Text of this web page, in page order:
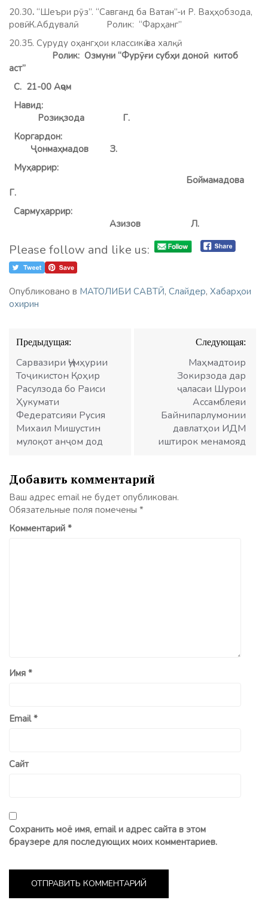
20.30. “Шеъри рӯз”. “Савганд ба Ватан”-и Р. Ваҳҳобзода,
ровӣ: К.Абдувалӣ. Ролик: “Фарҳанг”
20.35. Суруду оҳангҳои классикӣ ва халқӣ.
Ролик: Озмуни “Фурӯғи субҳи доноӣ китоб
аст”
С. 21-00 Аҷом
Навид:
Розиқзода Г.
Коргардон:
Ҷонмаҳмадов З.
Муҳаррир:
Боймамадова
Г.
Сармуҳаррир:
Азизов
Л.
Please follow and like us:
Опубликовано в МАТОЛИБИ САВТӢ, Слайдер, Хабарҳои
охирин
Навигация
по
записям
Предыдущая:
Сарвазири Ҷумҳурии
Тоҷикистон Қоҳир
Расулзода бо Раиси
Ҳукумати
Федератсияи Русия
Михаил Мишустин
мулоқот анҷом дод
Следующая:
Маҳмадтоир
Зокирзода дар
ҷаласаи Шурои
Ассамблеяи
Байнипарлумонии
давлатҳои ИДМ
иштирок менамояд
Добавить комментарий
Ваш адрес email не будет опубликован.
Обязательные поля помечены *
Комментарий *
Имя *
Email*
Сайт
Сохранить моё имя, email и адрес сайта в этом
браузере для последующих моих комментариев.